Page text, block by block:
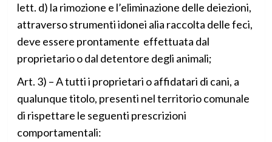
lett. d) la rimozione e l’eliminazione delle deiezioni,
attraverso strumenti idonei alia raccolta delle feci,
deve essere prontamente effettuata dal
proprietario o dal detentore degli animali;
Art. 3) – A tutti i proprietari o affidatari di cani, a
qualunque titolo, presenti nel territorio comunale
di rispettare le seguenti prescrizioni
comportamentali: